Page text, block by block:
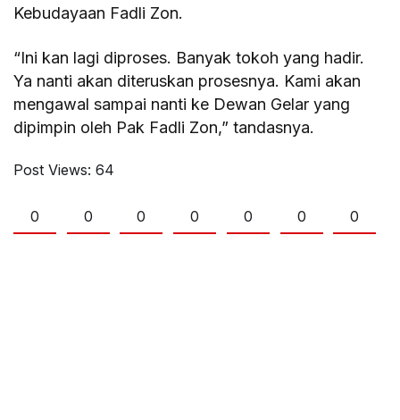
Kebudayaan Fadli Zon.
“Ini kan lagi diproses. Banyak tokoh yang hadir.
Ya nanti akan diteruskan prosesnya. Kami akan
mengawal sampai nanti ke Dewan Gelar yang
dipimpin oleh Pak Fadli Zon,” tandasnya.
Post Views: 64
0 0 0 0 0 0 0